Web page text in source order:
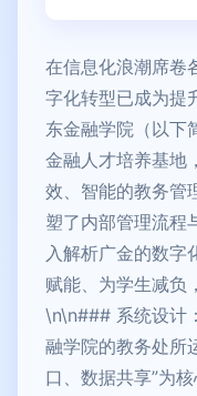
在信息化浪潮席卷
字化转型已成为提
东金融学院（以下
金融人才培养基地
效、智能的教务管
塑了内部管理流程
入解析广金的数字
赋能、为学生减负
\n\n### 系统设计
融学院的教务处所
口、数据共享”为